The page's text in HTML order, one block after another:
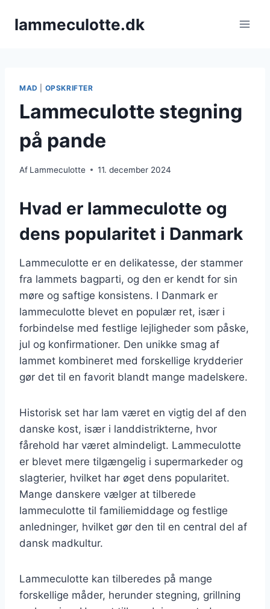
lammeculotte.dk
MAD OPSKRIFTER
Lammeculotte stegning
på pande
Af Lammeculotte 11. december 2024
Hvad er lammeculotte og
dens popularitet i Danmark
Lammeculotte er en delikatesse, der stammer
fra lammets bagparti, og den er kendt for sin
møre og saftige konsistens. I Danmark er
lammeculotte blevet en populær ret, især i
forbindelse med festlige lejligheder som påske,
jul og konfirmationer. Den unikke smag af
lammet kombineret med forskellige krydderier
gør det til en favorit blandt mange madelskere.
Historisk set har lam været en vigtig del af den
danske kost, især i landdistrikterne, hvor
fårehold har været almindeligt. Lammeculotte
er blevet mere tilgængelig i supermarkeder og
slagterier, hvilket har øget dens popularitet.
Mange danskere vælger at tilberede
lammeculotte til familiemiddage og festlige
anledninger, hvilket gør den til en central del af
dansk madkultur.
Lammeculotte kan tilberedes på mange
forskellige måder, herunder stegning, grillning